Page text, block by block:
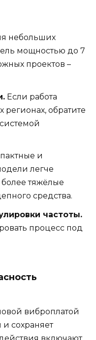
небольших
мощностью до 7
проектов –
Если работа
регионах, обратите
и
легче
тяжёлые
средства.
частоты.
процесс под
виброплатой
сохраняет